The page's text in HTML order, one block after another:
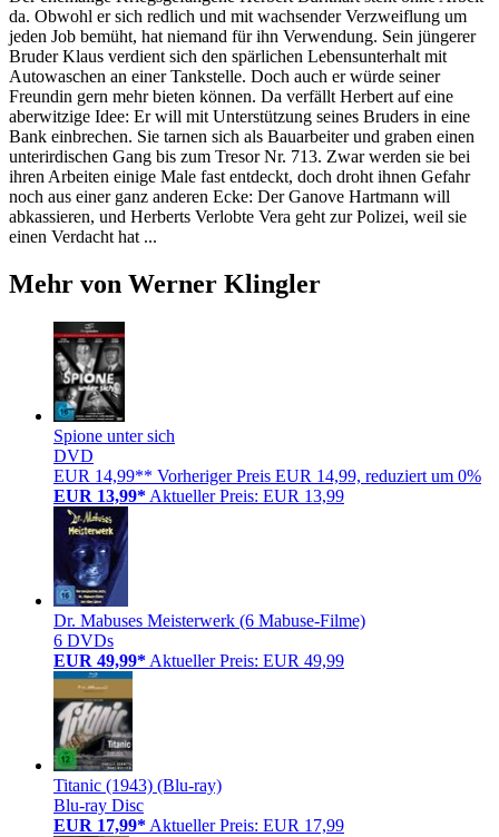
da. Obwohl er sich redlich und mit wachsender Verzweiflung um
jeden Job bemüht, hat niemand für ihn Verwendung. Sein jüngerer
Bruder Klaus verdient sich den spärlichen Lebensunterhalt mit
Autowaschen an einer Tankstelle. Doch auch er würde seiner
Freundin gern mehr bieten können. Da verfällt Herbert auf eine
aberwitzige Idee: Er will mit Unterstützung seines Bruders in eine
Bank einbrechen. Sie tarnen sich als Bauarbeiter und graben einen
unterirdischen Gang bis zum Tresor Nr. 713. Zwar werden sie bei
ihren Arbeiten einige Male fast entdeckt, doch droht ihnen Gefahr
noch aus einer ganz anderen Ecke: Der Ganove Hartmann will
abkassieren, und Herberts Verlobte Vera geht zur Polizei, weil sie
einen Verdacht hat ...
Mehr von Werner Klingler
Spione unter sich
DVD
EUR 14,99** Vorheriger Preis EUR 14,99, reduziert um 0%
EUR 13,99* Aktueller Preis: EUR 13,99
Dr. Mabuses Meisterwerk (6 Mabuse-Filme)
6 DVDs
EUR 49,99* Aktueller Preis: EUR 49,99
Titanic (1943) (Blu-ray)
Blu-ray Disc
EUR 17,99* Aktueller Preis: EUR 17,99